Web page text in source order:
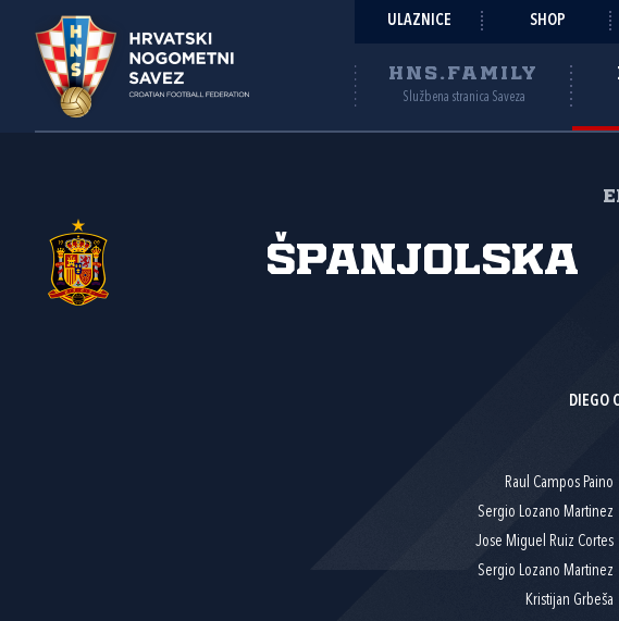
ULAZNICE SHOP
HNS.FAMILY
Službena stranica Saveza
Španjolska
DIEGO
Raul Campos Paino
Sergio Lozano Martinez
Jose Miguel Ruiz Cortes
Sergio Lozano Martinez
Kristijan Grbeša